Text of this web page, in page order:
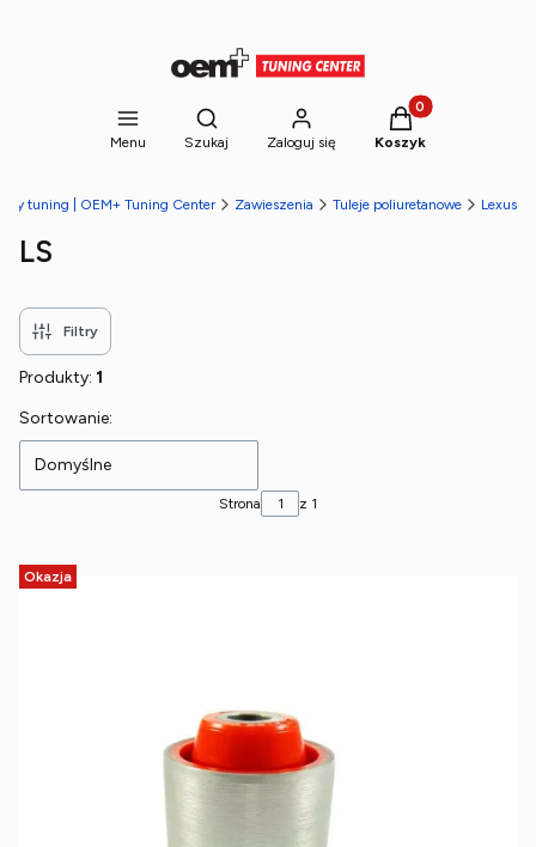
Menu
Otwórz wyszukiwarkę
Szukaj Zaloguj się
Produkty w
Koszyk
tuning | OEM+ Tuning Center Zawieszenia Tuleje poliuretanowe Lexus
LS
Filtry
Produkty: 1
Lista produktów
Sortowanie:
Domyślne
Strona z 1
Okazja